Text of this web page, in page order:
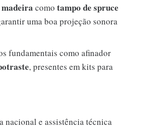
comotampo de spruce
uma boa projeção sonora
fundamentais como afinador
, presentes em kits para
nacional e assistência técnica